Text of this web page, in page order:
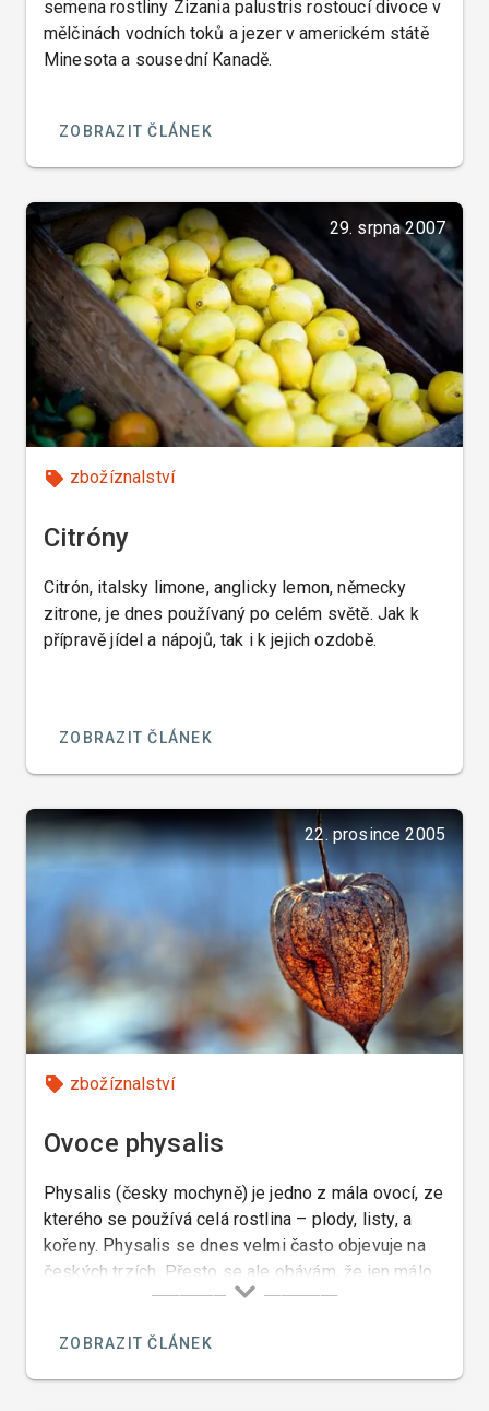
semena rostliny Zizania palustris rostoucí divoce v
mělčinách vodních toků a jezer v americkém státě
Minesota a sousední Kanadě.
ZOBRAZIT ČLÁNEK
29. srpna 2007
zbožíznalství
Citróny
Citrón, italsky limone, anglicky lemon, německy
zitrone, je dnes používaný po celém světě. Jak k
přípravě jídel a nápojů, tak i k jejich ozdobě.
ZOBRAZIT ČLÁNEK
22. prosince 2005
zbožíznalství
Ovoce physalis
Physalis (česky mochyně) je jedno z mála ovocí, ze
kterého se používá celá rostlina – plody, listy, a
kořeny. Physalis se dnes velmi často objevuje na
českých trzích. Přesto se ale obávám, že jen málo
lidí ví, co to vlastně je, a jak physalis jíst nebo
ZOBRAZIT ČLÁNEK